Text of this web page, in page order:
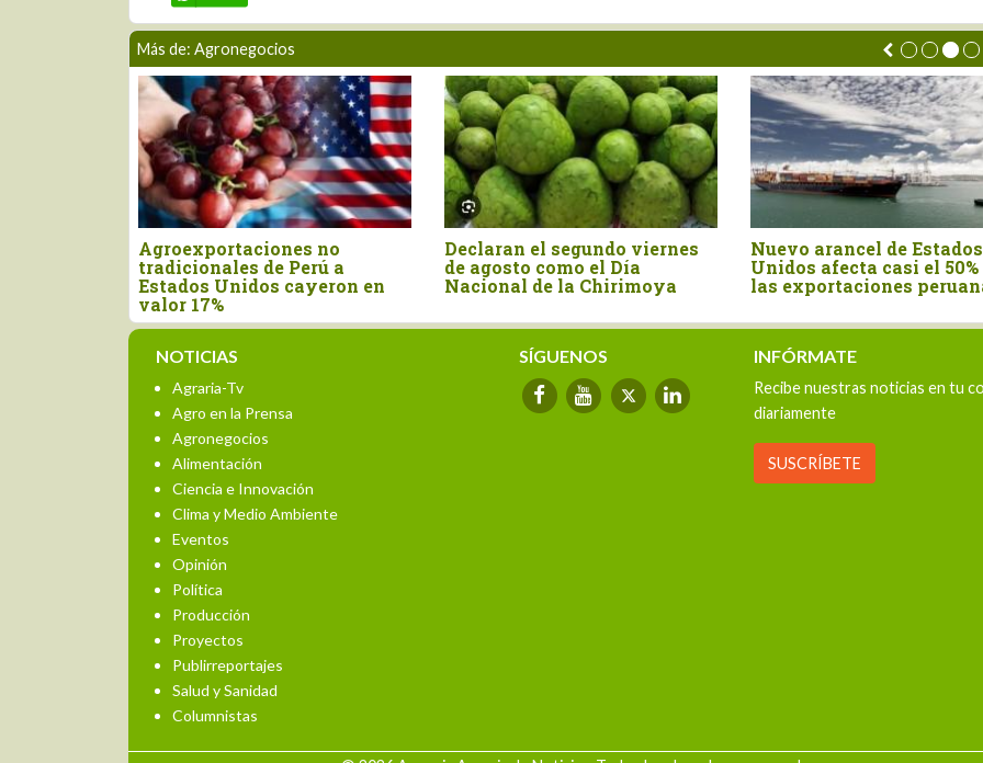
Más de: Agronegocios
Agroexportaciones no
tradicionales de Perú a
Estados Unidos cayeron en
valor 17%
Declaran el segundo viernes
de agosto como el Día
Nacional de la Chirimoya
Nuevo arancel de Estados
Unidos afecta casi el 50%
las exportaciones
NOTICIAS
Agraria-Tv
Agro en la Prensa
Agronegocios
Alimentación
Ciencia e Innovación
Clima y Medio Ambiente
Eventos
Opinión
Política
Producción
Proyectos
Publirreportajes
Salud y Sanidad
Columnistas
SÍGUENOS INFÓRMATE
Recibe nuestras noticias en tu
diariamente
SUSCRÍBETE